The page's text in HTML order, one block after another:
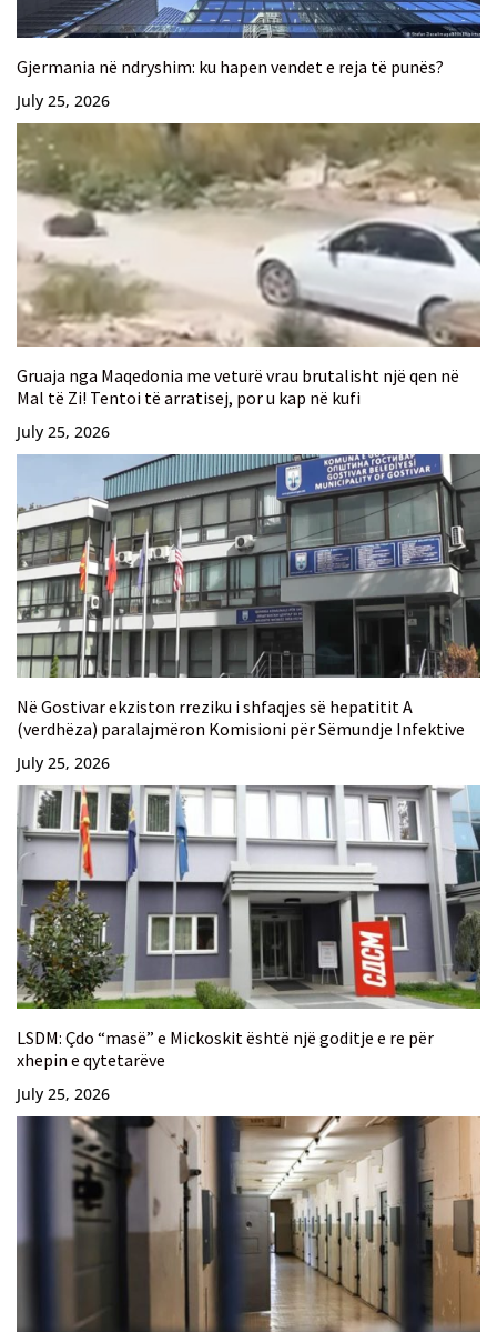
Gjermania në ndryshim: ku hapen vendet e reja të punës?
July 25, 2026
Gruaja nga Maqedonia me veturë vrau brutalisht një qen në
Mal të Zi! Tentoi të arratisej, por u kap në kufi
July 25, 2026
Në Gostivar ekziston rreziku i shfaqjes së hepatitit A
(verdhëza) paralajmëron Komisioni për Sëmundje Infektive
July 25, 2026
LSDM: Çdo “masë” e Mickoskit është një goditje e re për
xhepin e qytetarëve
July 25, 2026